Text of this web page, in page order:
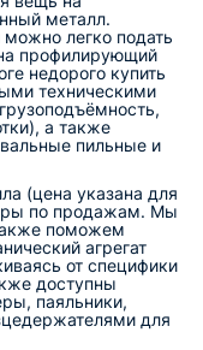
металл.
можно легко подать
профилирующий
недорого купить
техническими
а также
пильные и
(цена указана для
по продажам. Мы
поможем
агрегат
от специфики
доступны
паяльники,
для